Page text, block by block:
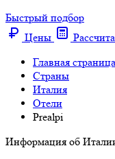
Быстрый подбор
Цены
Главная страница
Cтраны
Италия
Отели
Prealpi
Информация об